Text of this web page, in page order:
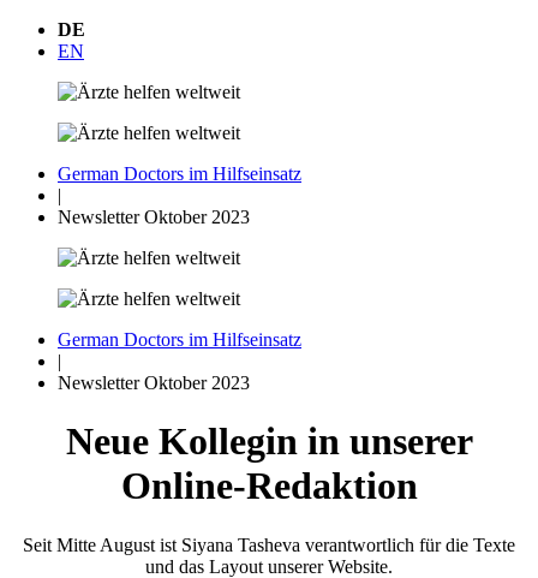
DE
EN
German Doctors im Hilfseinsatz
|
Newsletter Oktober 2023
German Doctors im Hilfseinsatz
|
Newsletter Oktober 2023
Neue Kollegin in unserer
Online-Redaktion
Seit Mitte August ist Siyana Tasheva verantwortlich für die Texte
und das Layout unserer Website.